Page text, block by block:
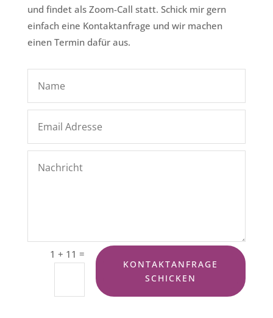
und findet als Zoom-Call statt. Schick mir gern
einfach eine Kontaktanfrage und wir machen
einen Termin dafür aus.
1 + 11 =
KONTAKTANFRAGE
SCHICKEN